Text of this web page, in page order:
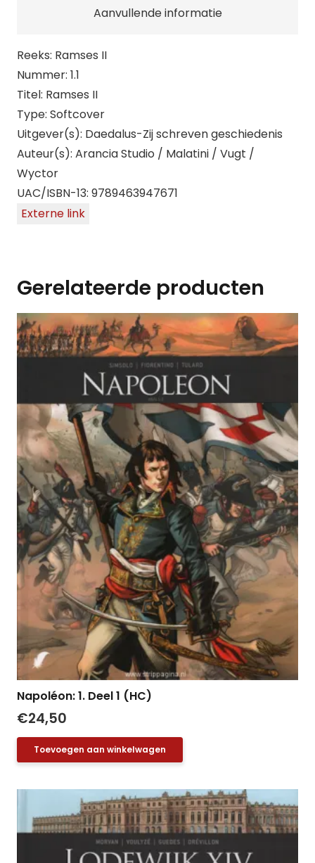
Aanvullende informatie
Reeks: Ramses II
Nummer: 1.1
Titel: Ramses II
Type: Softcover
Uitgever(s): Daedalus-Zij schreven geschiedenis
Auteur(s): Arancia Studio / Malatini / Vugt /
Wyctor
UAC/ISBN-13: 9789463947671
Externe link
Gerelateerde producten
Napoléon: 1. Deel 1 (HC)
€24,50
Toevoegen aan winkelwagen